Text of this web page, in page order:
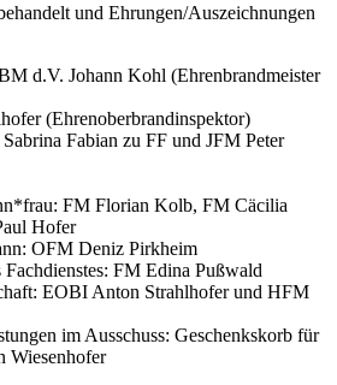
und Ehrungen/Auszeichnungen
d.V. Johann Kohl (Ehrenbrandmeister
(Ehrenoberbrandinspektor)
Fabian zu FF und JFM Peter
FM Florian Kolb, FM Cäcilia
Hofer
OFM Deniz Pirkheim
Fachdienstes: FM Edina Pußwald
EOBI Anton Strahlhofer und HFM
im Ausschuss: Geschenkskorb für
Wiesenhofer